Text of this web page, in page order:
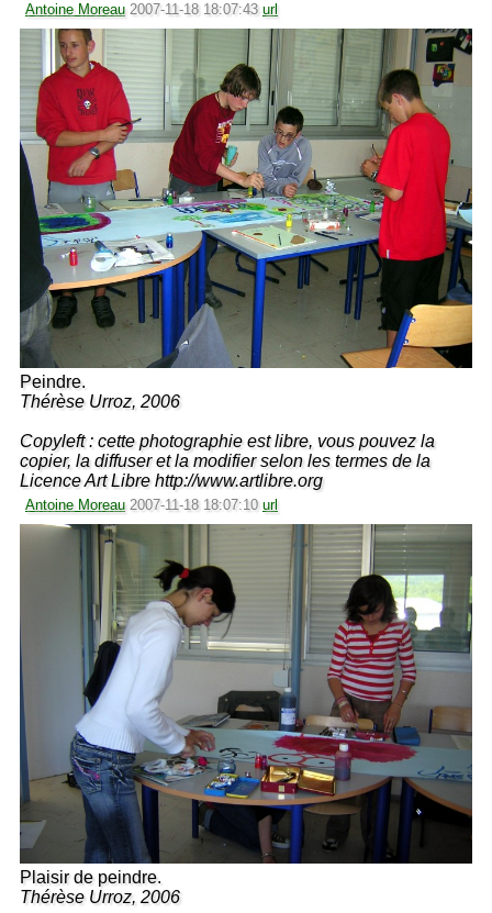
Antoine Moreau 2007-11-18 18:07:43 url
Peindre.
Thérèse Urroz, 2006
Copyleft : cette photographie est libre, vous pouvez la
copier, la diffuser et la modifier selon les termes de la
Licence Art Libre http://www.artlibre.org
Antoine Moreau 2007-11-18 18:07:10 url
Plaisir de peindre.
Thérèse Urroz, 2006